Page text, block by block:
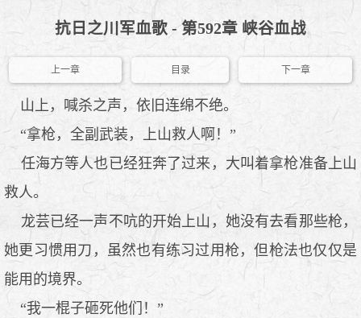
抗日之川军血歌 - 第592章 峡谷血战
上一章 目录 下一章
山上，喊杀之声，依旧连绵不绝。
“拿枪，全副武装，上山救人啊！”
任海方等人也已经狂奔了过来，大叫着拿枪准备上山
救人。
龙芸已经一声不吭的开始上山，她没有去看那些枪，
她更习惯用刀，虽然也有练习过用枪，但枪法也仅仅是
能用的境界。
“我一棍子砸死他们！”